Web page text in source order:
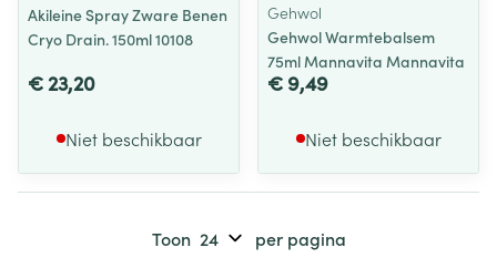
Akileine Spray Zware Benen
Cryo Drain. 150ml 10108
€ 23,20
Niet beschikbaar
Gehwol
Gehwol Warmtebalsem
75ml Mannavita Mannavita
€ 9,49
Niet beschikbaar
Toon per pagina